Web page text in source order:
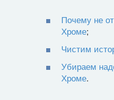
Почему не
Хроме;
Чистим
Убираем
Хроме.